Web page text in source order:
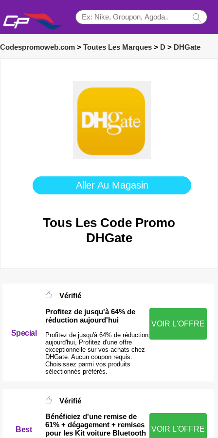
Codespromoweb.com > Toutes Les Marques > D > DHGate
Aller Au Magasin
Tous Les Code Promo
DHGate
Special
Vérifié
Profitez de jusqu'à 64% de
réduction aujourd'hui
Profitez de jusqu'à 64% de réduction
aujourd'hui, Profitez d'une offre
exceptionnelle sur vos achats chez
DHGate. Aucun coupon requis.
Choisissez parmi vos produits
sélectionnés préférés.
VOIR L'OFFRE
Best
Vérifié
Bénéficiez d'une remise de
61% + dégagement + remises
pour les Kit voiture Bluetooth
VOIR L'OFFRE